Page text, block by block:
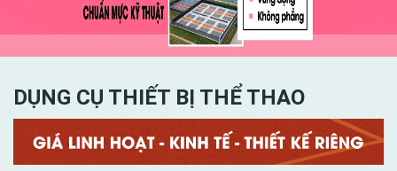
bóng phải am hiểu tinh tường và có kinh nghiệm trong
công đoạn thiết kế sân chơi sao cho hợp lý nhất
DỤNG CỤ THIẾT BỊ THỂ THAO